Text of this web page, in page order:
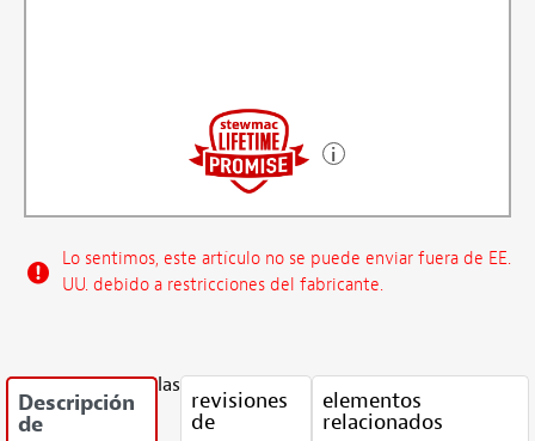
Lo sentimos, este artículo no se puede enviar fuera de EE.
UU. debido a restricciones del fabricante.
Descripción
de
las
revisiones
de
elementos
relacionados